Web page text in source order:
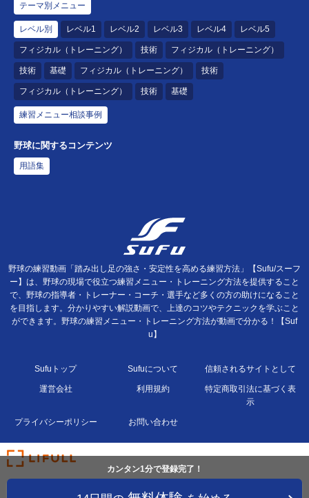
テーマ別メニュー
レベル別 レベル1 レベル2 レベル3 レベル4 レベル5
フィジカル（トレーニング） 技術 フィジカル（トレーニング）
技術 基礎 フィジカル（トレーニング） 技術
フィジカル（トレーニング） 技術 基礎
練習メニュー相談事例
野球に関するコンテンツ
用語集
カンタン1分で登録完了！
野球の練習動画「踏み出し足の強さ・安定性を高める練習方法」【Sufu/スーフ
ー】は、野球の現場で役立つ練習メニュー・トレーニング方法を提供すること
で、野球の指導者・トレーナー・コーチ・選手など多くの方の助けになること
を目指します。分かりやすい解説動画で、上達のコツやテクニックを学ぶこと
ができます。野球の練習メニュー・トレーニング方法が動画で分かる！【Suf
u】
Sufuトップ Sufuについて 信頼されるサイトとして
運営会社 利用規約
特定商取引法に基づく表
示
プライバシーポリシー お問い合わせ